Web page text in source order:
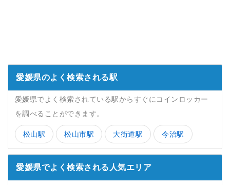
愛媛県のよく検索される駅
愛媛県でよく検索されている駅からすぐにコインロッカー
を調べることができます。
松山駅 松山市駅 大街道駅 今治駅
愛媛県でよく検索される人気エリア